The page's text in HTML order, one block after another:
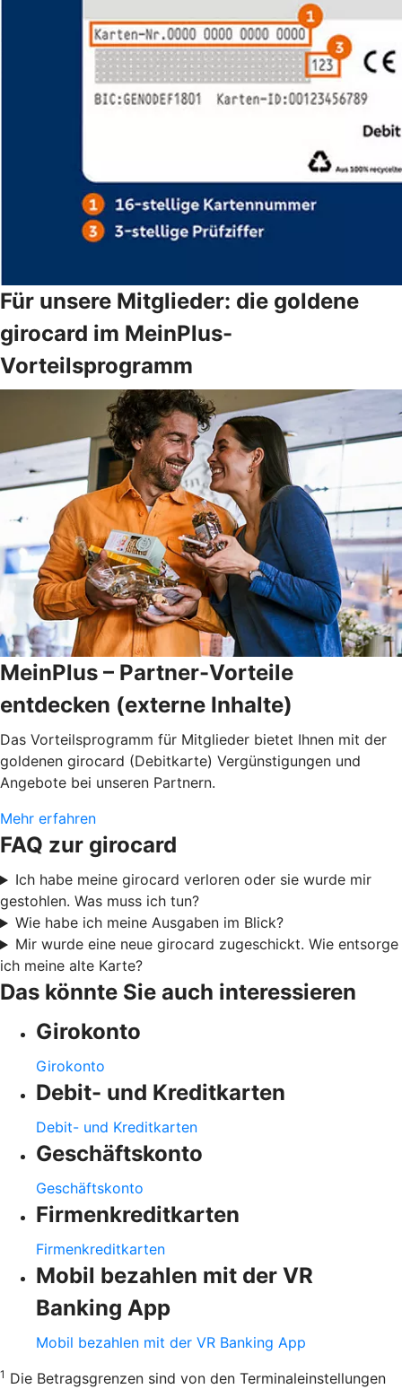
Für unsere Mitglieder: die goldene
girocard im MeinPlus-
Vorteilsprogramm
MeinPlus – Partner-Vorteile
entdecken (externe Inhalte)
Das Vorteilsprogramm für Mitglieder bietet Ihnen mit der
goldenen girocard (Debitkarte) Vergünstigungen und
Angebote bei unseren Partnern.
Mehr erfahren
FAQ zur girocard
Ich habe meine girocard verloren oder sie wurde mir
gestohlen. Was muss ich tun?
Wie habe ich meine Ausgaben im Blick?
Mir wurde eine neue girocard zugeschickt. Wie entsorge
ich meine alte Karte?
Das könnte Sie auch interessieren
Girokonto
Girokonto
Debit- und Kreditkarten
Debit- und Kreditkarten
Geschäftskonto
Geschäftskonto
Firmenkreditkarten
Firmenkreditkarten
Mobil bezahlen mit der VR
Banking App
Mobil bezahlen mit der VR Banking App
1 Die Betragsgrenzen sind von den Terminaleinstellungen